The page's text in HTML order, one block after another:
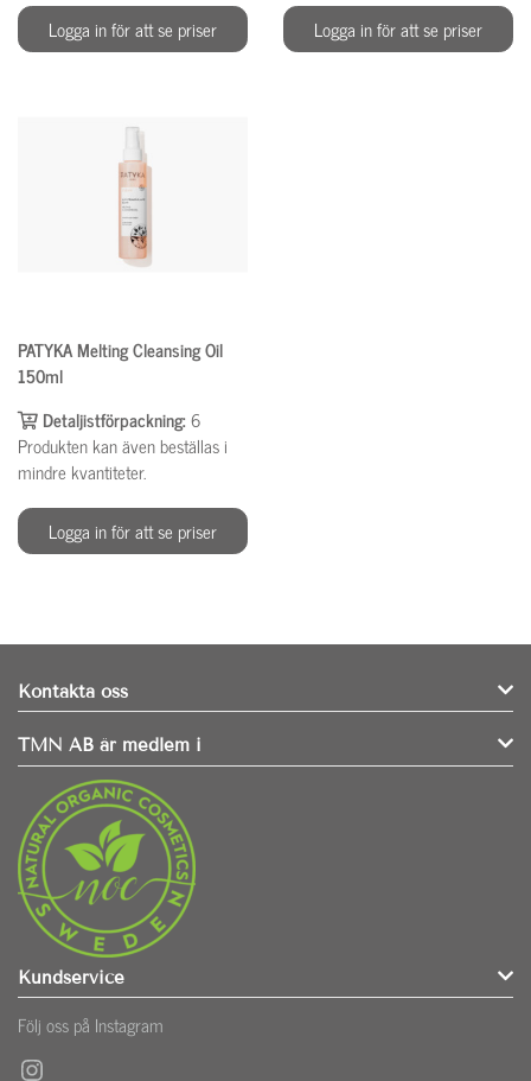
Logga in för att se priser
Logga in för att se priser
PATYKA Melting Cleansing Oil
150ml
Detaljistförpackning:6
Produkten kan även beställas i
mindre kvantiteter.
Logga in för att se priser
Kontakta oss
TMN AB är medlem i
Kundservice
Följ oss på Instagram
Instagram